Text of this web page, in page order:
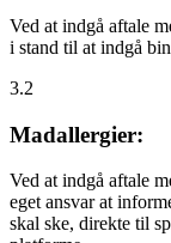
Ved at indgå aftale
i stand til at indgå
3.2
Madallergier:
Ved at indgå aftale
eget ansvar at
skal ske, direkte til